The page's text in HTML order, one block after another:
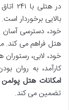
بالایی برخوردار
خود، دسترسی آسان
هتل فراهم می کند.
خود، لابی،
کارآمد، به روان
امکانات هتل پولمن
تضمین می کند.